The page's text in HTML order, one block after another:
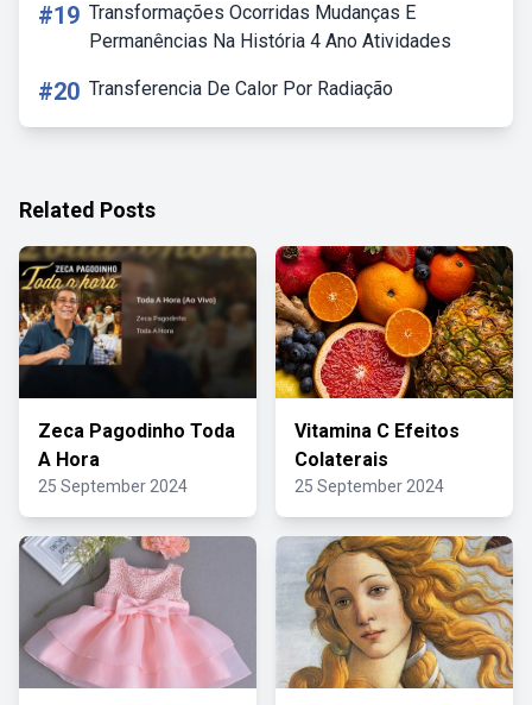
#19 Transformações Ocorridas Mudanças E
Permanências Na História 4 Ano Atividades
#20 Transferencia De Calor Por Radiação
Related Posts
Zeca Pagodinho Toda
A Hora
25 September 2024
Vitamina C Efeitos
Colaterais
25 September 2024